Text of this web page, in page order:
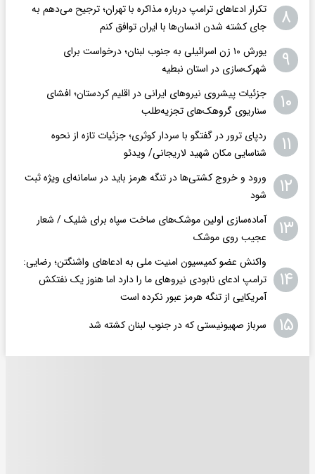
۸
تکرار ادعاهای ترامپ درباره مذاکره با تهران؛ ترجیح می‌دهم به
جای کشته شدن انسان‌ها با ایران توافق کنم
۹
یورش ۱۰ زن اسرائیلی به جنوب لبنان؛ درخواست برای
شهرک‌سازی در استان نبطیه
۱۰
جزئیات پیشروی نیروهای ایرانی در اقلیم کردستان؛ افشای
سناریوی گروهک‌های تجزیه‌طلب
۱۱
ردپای ترور در گفتگو با سردار کوثری؛ جزئیات تازه از نحوه
شناسایی مکان شهید لاریجانی/ ویدئو
۱۲
ورود و خروج کشتی‌ها در تنگه هرمز باید در سامانه‌ای ویژه ثبت
شود
۱۳
آماده‌سازی اولین موشک‌های ساخت سپاه برای شلیک / شعار
عجیب روی موشک
۱۴
واکنش عضو کمیسیون امنیت ملی به ادعاهای واشنگتن؛ رضایی:
ترامپ ادعای نابودی نیروهای ما را دارد اما هنوز یک نفتکش
آمریکایی از تنگه هرمز عبور نکرده است
۱۵ سرباز صهیونیستی که در جنوب لبنان کشته شد